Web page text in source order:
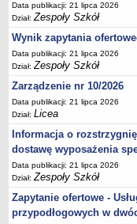
Data publikacji: 21 lipca 2026
Dział:Zespoły Szkół
Wynik zapytania
Data publikacji: 21 lipca 2026
Dział:Zespoły Szkół
Zarządzenie nr 10/2026
Data publikacji: 21 lipca 2026
Dział:Licea
Informacja o
dostawę wyposażenia
Data publikacji: 21 lipca 2026
Dział:Zespoły Szkół
Zapytanie ofertowe -
przypodłogowych w